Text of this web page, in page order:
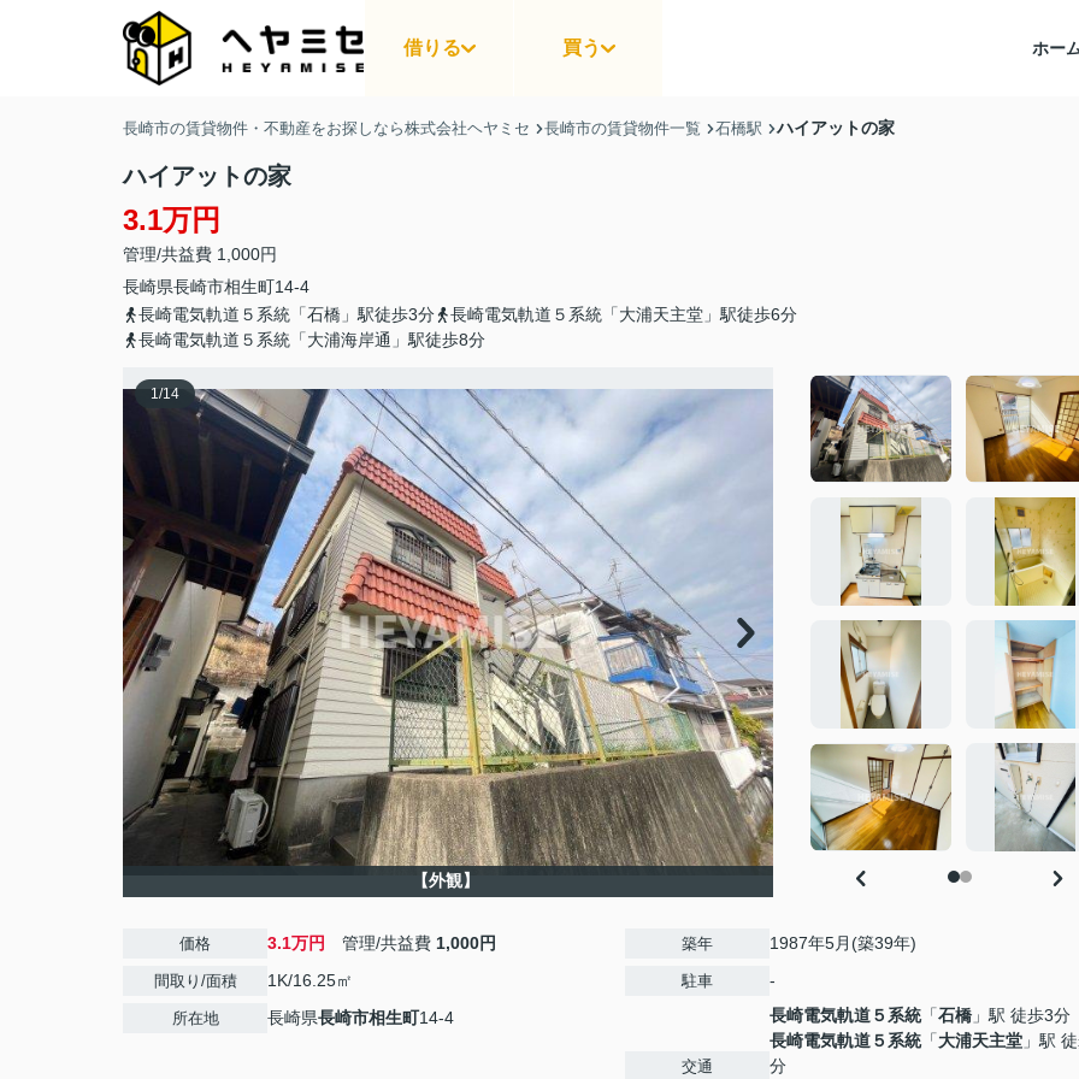
借りる 買う ホー
長崎市の賃貸物件・不動産をお探しなら株式会社ヘヤミセ 長崎市の賃貸物件一覧 石橋駅 ハイアットの家
ハイアットの家
3.1万円
管理/共益費 1,000円
長崎県長崎市相生町14-4
長崎電気軌道５系統「石橋」駅徒歩3分
長崎電気軌道５系統「大浦天主堂」駅徒歩6分
長崎電気軌道５系統「大浦海岸通」駅徒歩8分
1/14
【外観】
価格 3.1万円 管理/共益費 1,000円
間取り/面積 1K/16.25㎡
所在地 長崎県長崎市相生町14-4
築年 1987年5月(築39年)
駐車 -
交通
長崎電気軌道５系統「石橋 」駅 徒歩3分
長崎電気軌道５系統「大浦天主堂 」駅
分